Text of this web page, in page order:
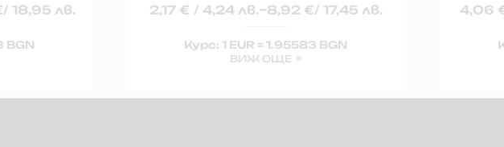
/ 18,95 лв.
BGN
2,17 € / 4,24 лв.–8,92 €/ 17,45 лв.
Курс: 1 EUR = 1.95583 BGN
ВИЖ ОЩЕ
4,06